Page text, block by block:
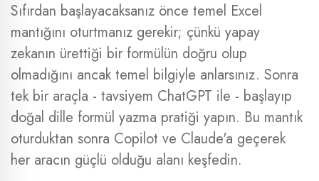
Sıfırdan başlayacaksanız önce temel Excel
mantığını oturtmanız gerekir; çünkü yapay
zekanın ürettiği bir formülün doğru olup
olmadığını ancak temel bilgiyle anlarsınız. Sonra
tek bir araçla - tavsiyem ChatGPT ile - başlayıp
doğal dille formül yazma pratiği yapın. Bu mantık
oturduktan sonra Copilot ve Claude'a geçerek
her aracın güçlü olduğu alanı keşfedin.